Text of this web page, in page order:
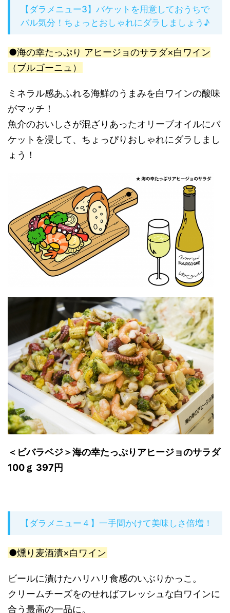
【ダラメニュー3】バケットを用意しておうちで
バル気分！ちょっとおしゃれにダラしましょう♪
●海の幸たっぷり アヒージョのサラダ×白ワイン
（ブルゴーニュ）
ミネラル感あふれる海鮮のうまみを白ワインの酸味
がマッチ！
魚介のおいしさが混ざりあったオリーブオイルにバ
ケットを浸して、ちょっぴりおしゃれにダラしまし
ょう！
＜ビバラベジ＞海の幸たっぷりアヒージョのサラダ
100ｇ 397円
【ダラメニュー４】一手間かけて美味しさ倍増！
●燻り麦酒漬×白ワイン
ビールに漬けたハリハリ食感のいぶりかっこ。
クリームチーズをのせればフレッシュな白ワインに
合う最高の一品に。